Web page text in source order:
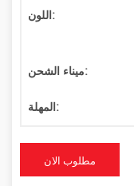
اللون:
ميناء الشحن:
المهلة:
مطلوب الان